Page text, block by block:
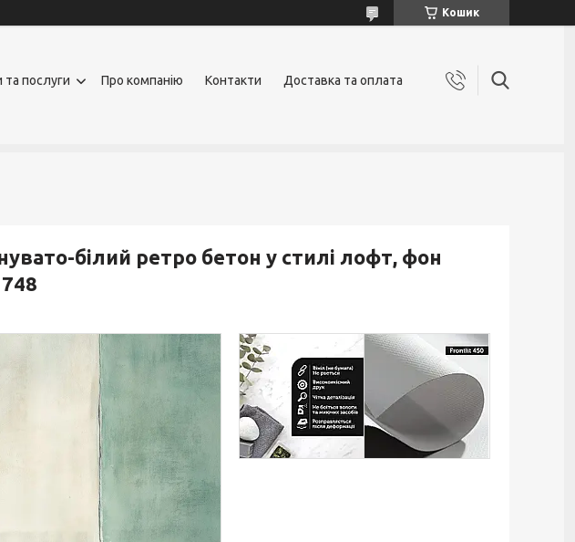
Кошик
та послуги Про компанію Контакти Доставка та оплата
білий ретро бетон у стилі лофт, фон